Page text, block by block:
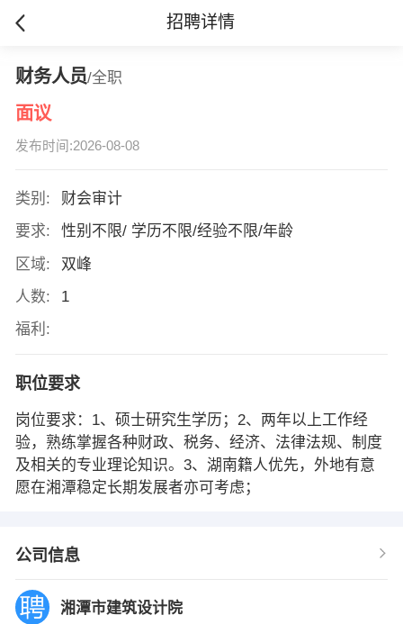
招聘详情
财务人员/全职
面议
发布时间:2026-08-08
类别:
财会审计
要求:
性别不限/ 学历不限/经验不限/年龄
区域:
双峰
人数:
1
福利:
职位要求
岗位要求：1、硕士研究生学历；2、两年以上工作经
验，熟练掌握各种财政、税务、经济、法律法规、制度
及相关的专业理论知识。3、湖南籍人优先，外地有意
愿在湘潭稳定长期发展者亦可考虑；
公司信息
湘潭市建筑设计院